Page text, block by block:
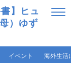
】ヒュ
）ゆず
イベント 海外生活